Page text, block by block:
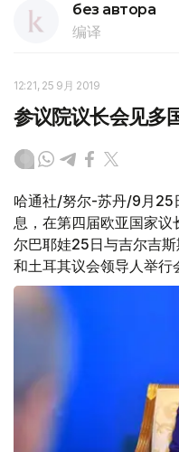
без автора
编译
12:21, 25 9月 2019
参议院议长会见多
哈通社/努尔-苏丹/9月25
息，在第四届欧亚国家议
尔巴耶娃25日与吉尔吉
和土耳其议会领导人举行